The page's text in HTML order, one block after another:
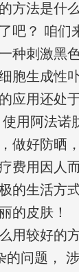
方法是什
吧？ 咱们
种刺激黑
胞生成性
应用还处
用阿法诺
做好防晒
费用因人
的生活方
的皮肤！
用较好的
问题， 涉